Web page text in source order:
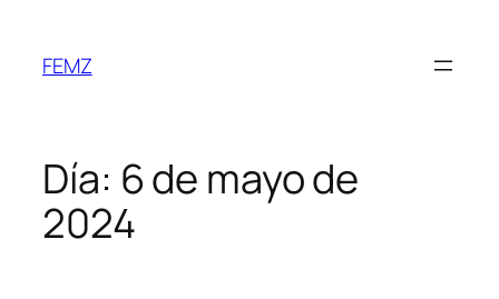
FEMZ
Día: 6 de mayo de
2024